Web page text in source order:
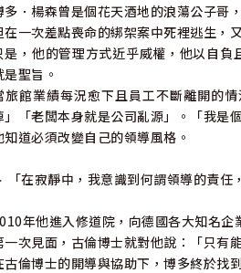
多．楊森曾是個花天酒地的浪蕩公子哥
在一次差點喪命的綁架案中死裡逃生，
是，他的管理方式近乎威權，他以自
是聖旨。
旅館業績每況愈下且員工不斷離開的
」「老闆本身就是公司亂源」。「我是
知道必須改變自己的領導風格。
在寂靜中，我意識到何謂領導的責
年他進入修道院，向德國各大知名
一次見面，古倫博士就對他說：「只有
古倫博士的開導與協助下，博多終於找